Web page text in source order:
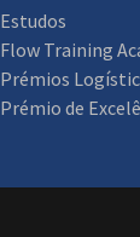
Estudos
Flow Training
Prémios
Prémio de